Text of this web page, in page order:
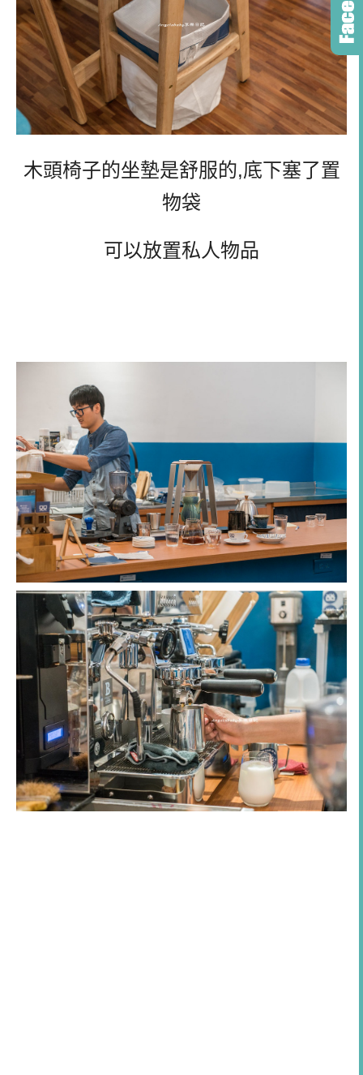
木頭椅子的坐墊是舒服的,底下塞了置
物袋
可以放置私人物品